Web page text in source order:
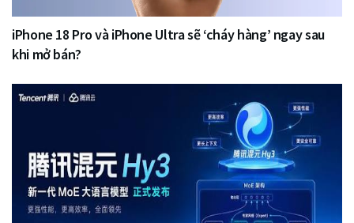
iPhone 18 Pro và iPhone Ultra sẽ ‘cháy hàng’ ngay sau
khi mở bán?